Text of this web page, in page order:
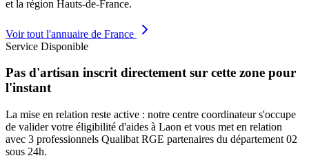
et la région Hauts-de-France.
Voir tout l'annuaire de France
Service Disponible
Pas d'artisan inscrit directement sur cette zone pour
l'instant
La mise en relation reste active : notre centre coordinateur s'occupe
de valider votre éligibilité d'aides à Laon et vous met en relation
avec 3 professionnels Qualibat RGE partenaires du département 02
sous 24h.